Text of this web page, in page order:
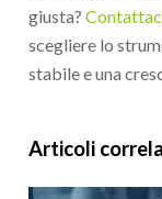
giusta?
scegliere lo
stabile e una
Articoli